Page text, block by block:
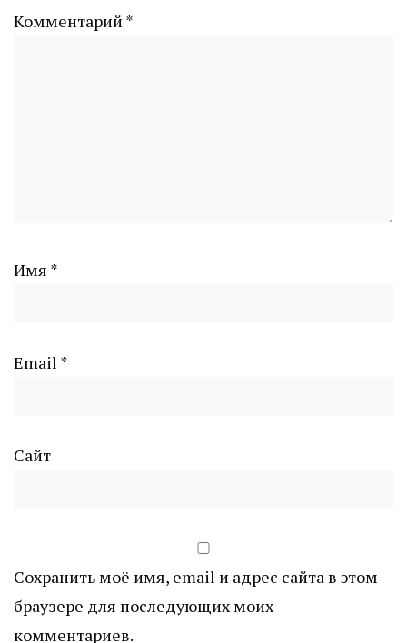
Комментарий *
Имя *
Email *
Сайт
Сохранить моё имя, email и адрес сайта в этом
браузере для последующих моих
комментариев.